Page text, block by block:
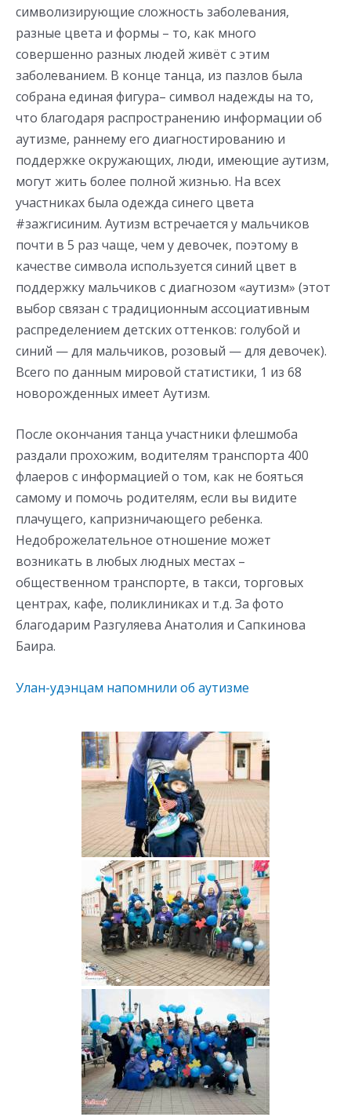
символизирующие сложность заболевания,
разные цвета и формы – то, как много
совершенно разных людей живёт с этим
заболеванием. В конце танца, из пазлов была
собрана единая фигура– символ надежды на то,
что благодаря распространению информации об
аутизме, раннему его диагностированию и
поддержке окружающих, люди, имеющие аутизм,
могут жить более полной жизнью. На всех
участниках была одежда синего цвета
‪#‎зажгисиним‬. Аутизм встречается у мальчиков
почти в 5 раз чаще, чем у девочек, поэтому в
качестве символа используется синий цвет в
поддержку мальчиков с диагнозом «аутизм» (этот
выбор связан с традиционным ассоциативным
распределением детских оттенков: голубой и
синий — для мальчиков, розовый — для девочек).
Всего по данным мировой статистики, 1 из 68
новорожденных имеет Аутизм.
После окончания танца участники флешмоба
раздали прохожим, водителям транспорта 400
флаеров с информацией о том, как не бояться
самому и помочь родителям, если вы видите
плачущего, капризничающего ребенка.
Недоброжелательное отношение может
возникать в любых людных местах –
общественном транспорте, в такси, торговых
центрах, кафе, поликлиниках и т.д. За фото
благодарим Разгуляева Анатолия и Сапкинова
Баира.
Улан-удэнцам напомнили об аутизме